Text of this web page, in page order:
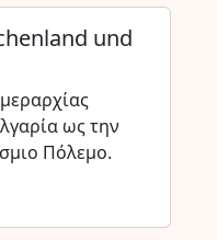
und
ως την
Πόλεμο.